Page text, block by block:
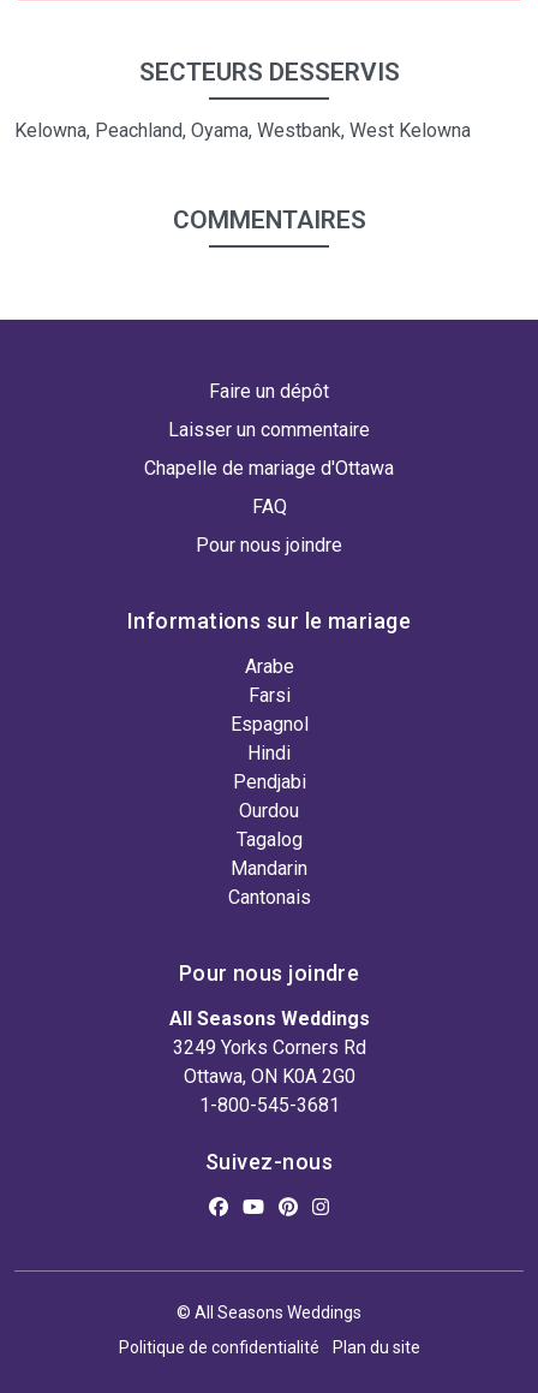
SECTEURS DESSERVIS
Kelowna, Peachland, Oyama, Westbank, West Kelowna
COMMENTAIRES
Faire un dépôt
Laisser un commentaire
Chapelle de mariage d'Ottawa
FAQ
Pour nous joindre
Informations sur le mariage
Arabe
Farsi
Espagnol
Hindi
Pendjabi
Ourdou
Tagalog
Mandarin
Cantonais
Pour nous joindre
All Seasons Weddings
3249 Yorks Corners Rd
Ottawa, ON K0A 2G0
1-800-545-3681
Suivez-nous
© All Seasons Weddings
Politique de confidentialité
Plan du site